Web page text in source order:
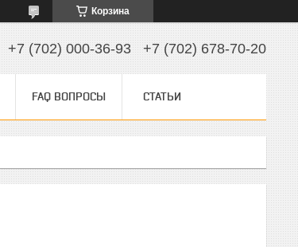
Корзина
+7 (702) 000-36-93 +7 (702) 678-70-20
FAQ ВОПРОСЫ СТАТЬИ